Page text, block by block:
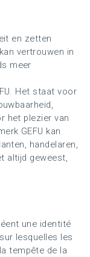
en zetten
vertrouwen in
meer
Het staat voor
het plezier van
GEFU kan
handelaren,
altijd geweest,
une identité
lesquelles les
tempête de la